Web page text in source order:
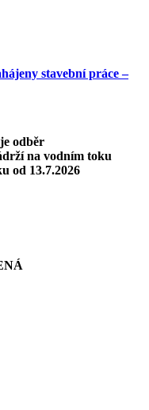
stavební práce –
odběr
na vodním toku
od 13.7.2026